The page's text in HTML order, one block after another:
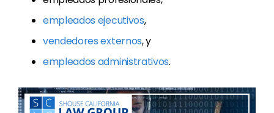
empleados ejecutivos,
vendedores externos, y
empleados administrativos.